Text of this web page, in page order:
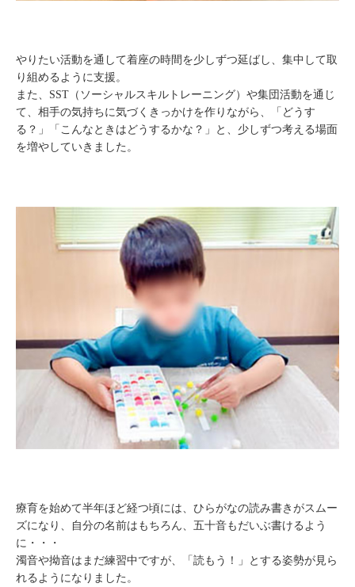
やりたい活動を通して着座の時間を少しずつ延ばし、集中して取
り組めるように支援。
また、SST（ソーシャルスキルトレーニング）や集団活動を通じ
て、相手の気持ちに気づくきっかけを作りながら、「どうす
る？」「こんなときはどうするかな？」と、少しずつ考える場面
を増やしていきました。
療育を始めて半年ほど経つ頃には、ひらがなの読み書きがスムー
ズになり、自分の名前はもちろん、五十音もだいぶ書けるよう
に・・・
濁音や拗音はまだ練習中ですが、「読もう！」とする姿勢が見ら
れるようになりました。